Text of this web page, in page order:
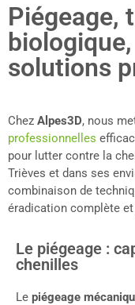
Piégeage,
solutions
Chez Alpes3D, nous
professionnelles
pour lutter contre la
Trièves et dans ses
combinaison de
éradication complète
Le piégeage :
chenilles
Le piégeage